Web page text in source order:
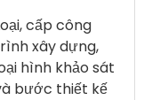
cấp công
xây dựng,
hình khảo sát
bước thiết kế